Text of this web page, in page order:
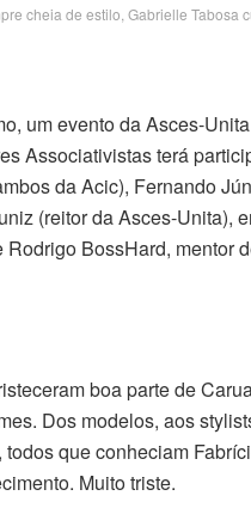
cheia de estilo, Gabrielle Tabosa
um evento da Asces-
Associativistas terá
da Acic), Fernando
(reitor da Asces-Unita),
BossHard, mentor
boa parte de
Dos modelos, aos
que conheciam
Muito triste.